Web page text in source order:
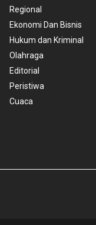
Regional
Ekonomi Dan Bisnis
Hukum dan Kriminal
Olahraga
Editorial
Peristiwa
Cuaca